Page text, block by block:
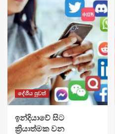
දේශීය පුවත්
​ඉන්දියාවේ සිට
ක්‍රියාත්මක වන